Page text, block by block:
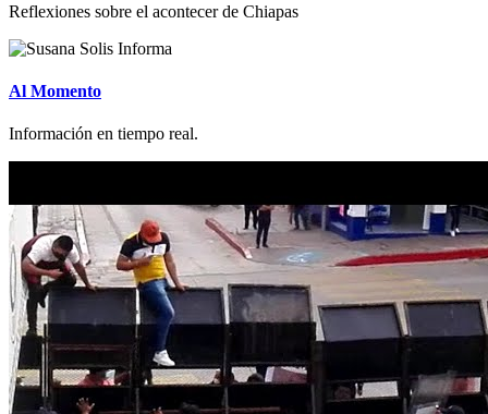
Reflexiones sobre el acontecer de Chiapas
Al Momento
Información en tiempo real.